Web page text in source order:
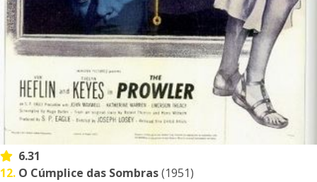
6.31
12. O Cúmplice das Sombras(1951)